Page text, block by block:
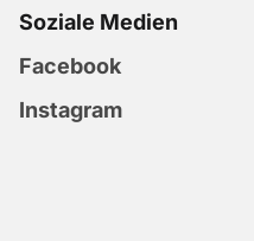
Soziale Medien
Facebook
Instagram